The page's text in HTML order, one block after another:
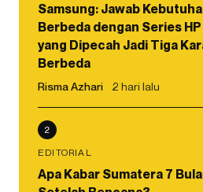
Samsung: Jawab
Berbeda dengan Series
yang Dipecah Jadi Tiga
Berbeda
Risma Azhari 2 hari lalu
2
EDITORIAL
Apa Kabar Sumatera 7